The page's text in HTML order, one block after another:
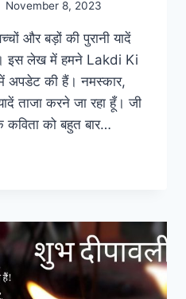
November 8, 2023
और बड़ों की पुरानी यादें
इस लेख में हमने Lakdi Ki
की हैं। नमस्कार,
करने जा रहा हूँ। जी
को बहुत बार…